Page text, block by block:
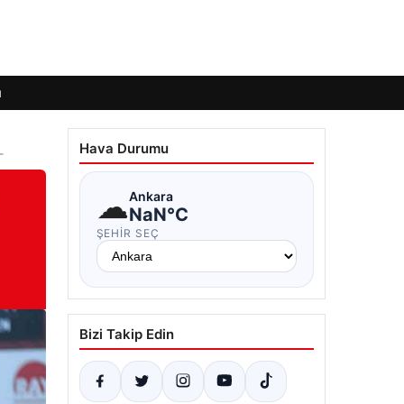
Hava Durumu
☁Ankara
NaN°C
ŞEHIR SEÇ
Bizi Takip Edin